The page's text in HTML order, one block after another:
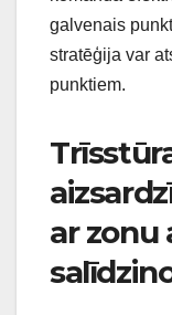
galvenais
stratēģija var
punktiem.
ar zonu